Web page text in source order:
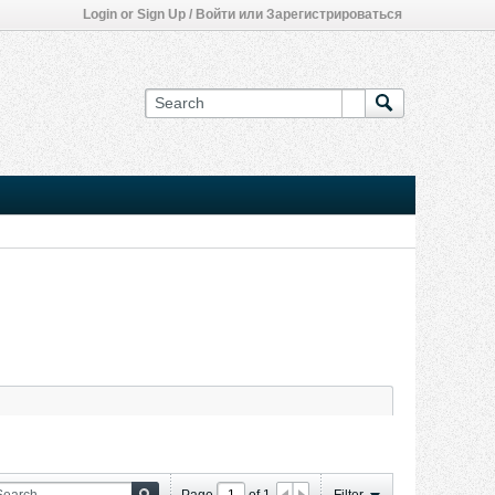
Login or Sign Up / Войти или Зарегистрироваться